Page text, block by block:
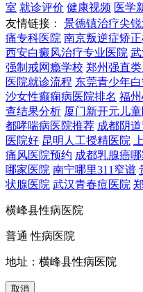
室 就诊评价 健康视频 医学
友情链接： 景德镇治疗尖
痛专科医院 南京叛逆症矫
西安白癜风治疗专业医院
强制戒网瘾学校 郑州强直
医院就诊流程 东莞青少年
沙女性癫痫病医院排名 福
查结果分析 厦门新开元儿
都哮喘病医院推荐 成都阴
医院好 昆明人工授精医院
痛风医院预约 成都乳腺癌
哪家医院 南宁哪里311窄谱
状腺医院 武汉青春痘医院
横峰县性病医院
普通 性病医院
地址：横峰县性病医院
取消